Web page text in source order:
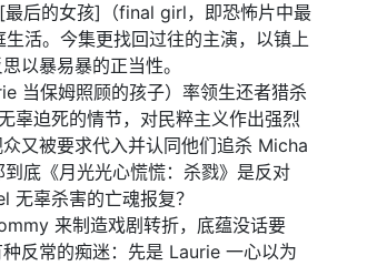
后的女孩]（final girl，即恐怖片中最
活。今集更找回过往的主演，以镇上
以暴易暴的正当性。
当保姆照顾的孩子）率领生还者猎杀
辜迫死的情节，对民粹主义作出强烈
又被要求代入并认同他们追杀 Micha
底《月光光心慌慌：杀戮》是反对
辜杀害的亡魂报复？
来制造戏剧转折，底蕴没话要
反常的痴迷：先是 Laurie 一心以为